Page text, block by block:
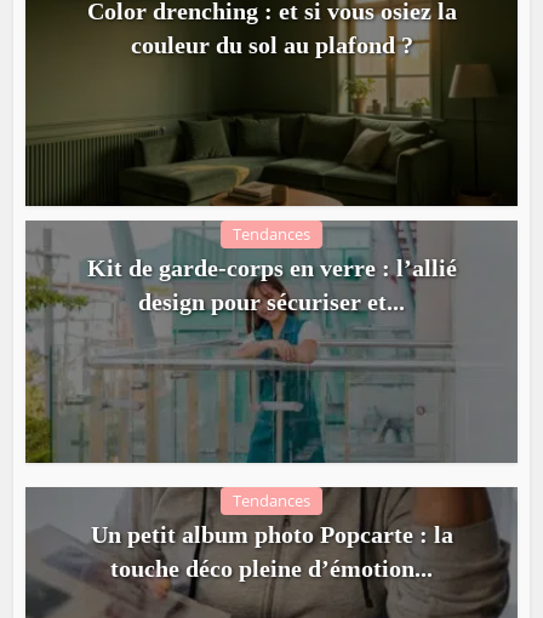
Color drenching : et si vous osiez la
couleur du sol au plafond ?
Tendances
Kit de garde-corps en verre : l’allié
design pour sécuriser et...
Tendances
Un petit album photo Popcarte : la
touche déco pleine d’émotion...